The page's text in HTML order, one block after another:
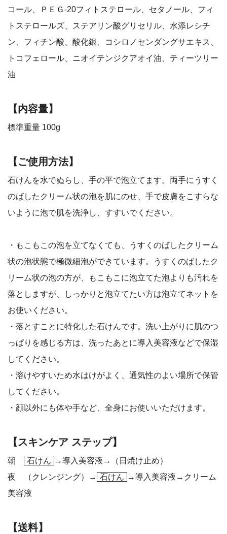
コール、ＰＥＧ-20フィトステロール、セタノール、フィ
トステロールズ、ステアリン酸グリセリル、水添レシチ
ン、フィチン酸、酸化銀、コシロノセンダングサエキス、
トコフェロール、ニオイテンジクアオイ油、ティーツリー
油
【内容量】
標準重量 100g
【ご使用方法】
石けんを水でぬらし、手の平で泡立てます。両手にうすく
のばしたクリーム状の泡を肌にのせ、手で皮膚をこすらな
いように泡で肌を洗浄し、すすいでください。
・もこもこの泡を立てなくても、うすくのばしたクリーム
状の泡状態で極微細泡ができています。うすくのばしたク
リーム状の泡の方が、もこもこに泡立てた泡よりも汚れを
落としますが、しっかりと泡立てたい方は泡立てネットを
お使いください。
・落とすことに特化した石けんです。洗い上がりに肌のつ
っぱりを感じる方は、洗ったあとに導入美容液などで保湿
してください。
・溶けやすいため水はけがよく、通気性のよい場所で保管
してください。
・顔以外にも体や手など、全身にお使いいただけます。
【スキンケア ステップ】
朝 石けん →導入美容液→（日焼け止め）
夜 （クレンジング）→ 石けん →導入美容液→クリーム
美容液
【送料】